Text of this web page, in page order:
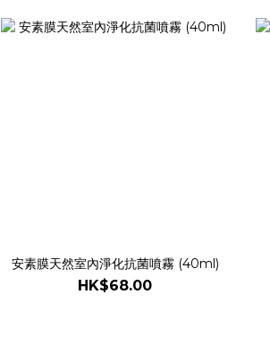
安素膜天然室內淨化抗菌噴霧 (40ml)
HK$68.00